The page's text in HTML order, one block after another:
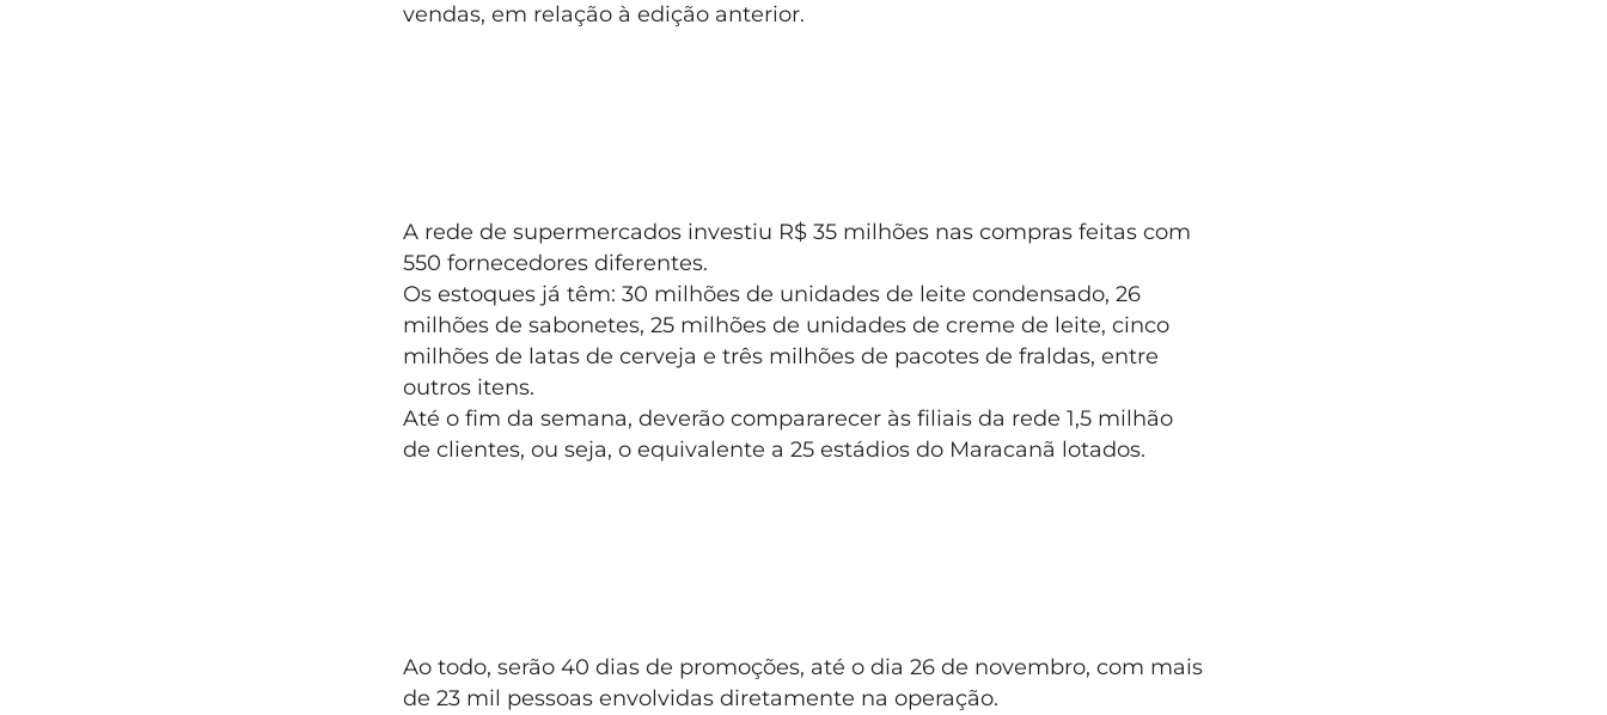
vendas, em relação à edição anterior.
A rede de supermercados investiu R$ 35 milhões nas compras feitas com
550 fornecedores diferentes.
Os estoques já têm: 30 milhões de unidades de leite condensado, 26
milhões de sabonetes, 25 milhões de unidades de creme de leite, cinco
milhões de latas de cerveja e três milhões de pacotes de fraldas, entre
outros itens.
Até o fim da semana, deverão compararecer às filiais da rede 1,5 milhão
de clientes, ou seja, o equivalente a 25 estádios do Maracanã lotados.
Ao todo, serão 40 dias de promoções, até o dia 26 de novembro, com mais
de 23 mil pessoas envolvidas diretamente na operação.